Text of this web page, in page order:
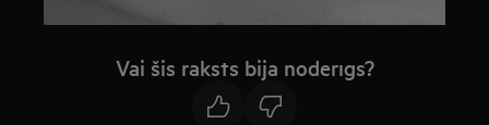
Vai šis raksts bija noderīgs?